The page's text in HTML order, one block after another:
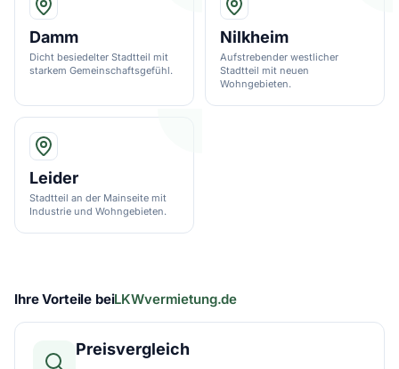
Damm
Dicht besiedelter Stadtteil mit
starkem Gemeinschaftsgefühl.
Nilkheim
Aufstrebender westlicher
Stadtteil mit neuen
Wohngebieten.
Leider
Stadtteil an der Mainseite mit
Industrie und Wohngebieten.
Ihre Vorteile beiLKWvermietung.de
Preisvergleich